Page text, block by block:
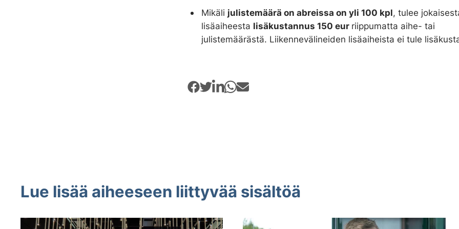
Mikäli julistemäärä onabreissaon yli 100 kpl, tulee
lisäaiheesta lisäkustannus 150 eur riippumatta aihe- tai
julistemäärästä. Liikennevälineiden lisäaiheista ei tule
Lue lisää aiheeseen liittyvää sisältöä